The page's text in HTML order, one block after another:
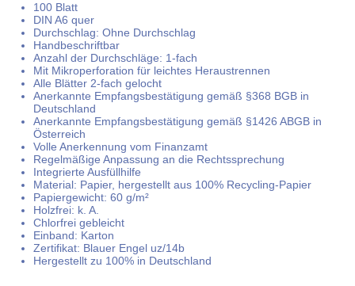
100 Blatt
DIN A6 quer
Durchschlag: Ohne Durchschlag
Handbeschriftbar
Anzahl der Durchschläge: 1-fach
Mit Mikroperforation für leichtes Heraustrennen
Alle Blätter 2-fach gelocht
Anerkannte Empfangsbestätigung gemäß §368 BGB in
Deutschland
Anerkannte Empfangsbestätigung gemäß §1426 ABGB in
Österreich
Volle Anerkennung vom Finanzamt
Regelmäßige Anpassung an die Rechtssprechung
Integrierte Ausfüllhilfe
Material: Papier, hergestellt aus 100% Recycling-Papier
Papiergewicht: 60 g/m²
Holzfrei: k. A.
Chlorfrei gebleicht
Einband: Karton
Zertifikat: Blauer Engel uz/14b
Hergestellt zu 100% in Deutschland